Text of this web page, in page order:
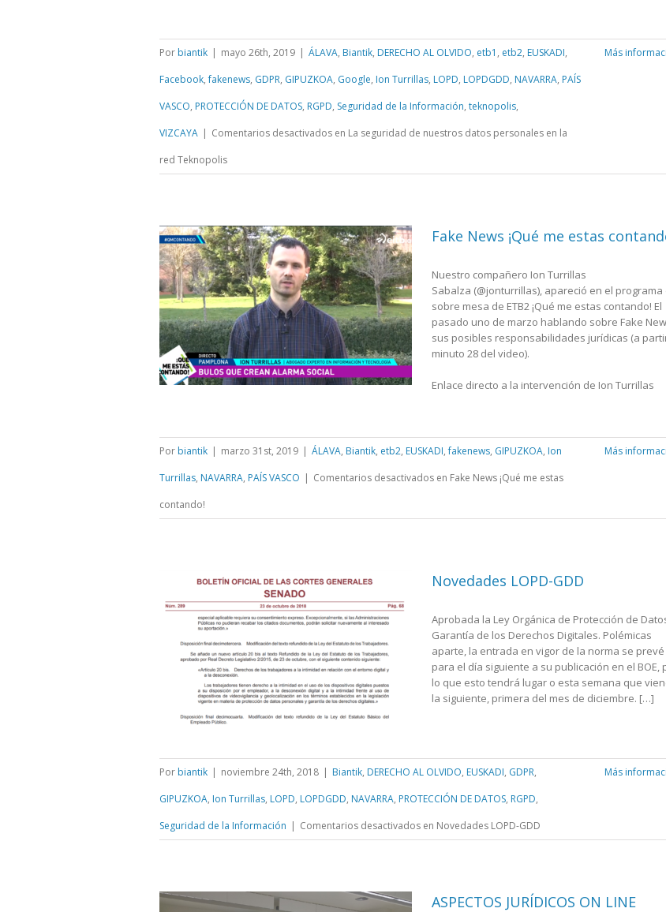
Por biantik | mayo 26th, 2019 | ÁLAVA, Biantik, DERECHO AL OLVIDO, etb1 , etb2, EUSKADI,
Facebook,fakenews, GDPR, GIPUZKOA, Google, Ion Turrillas, LOPD, LOPDGDD, NAVARRA, PAÍS
VASCO, PROTECCIÓN DE DATOS, RGPD, Seguridad de la Información, teknopolis,
VIZCAYA | Comentarios desactivados en La seguridad de nuestros datos personales en la
red Teknopolis
Más
Fake News ¡Qué me estas
Nuestro compañero Ion Turrillas
Sabalza (@jonturrillas), apareció en el programa
sobre mesa de ETB2 ¡Qué me estas contando! El
pasado uno de marzo hablando sobre Fake
sus posibles responsabilidades jurídicas (a
minuto 28 del video).
Enlace directo a la intervención de Ion Turrillas
Por biantik | marzo 31st, 2019 | ÁLAVA, Biantik, etb2, EUSKADI,fakenews, GIPUZKOA, Ion
Turrillas, NAVARRA, PAÍS VASCO | Comentarios desactivados en Fake News ¡Qué me estas
contando!
Más
Novedades LOPD-GDD
Aprobada la Ley Orgánica de Protección de
Garantía de los Derechos Digitales. Polémicas
aparte, la entrada en vigor de la norma se prevé
para el día siguiente a su publicación en el BOE,
lo que esto tendrá lugar o esta semana que
la siguiente, primera del mes de diciembre. […]
Por biantik | noviembre 24th, 2018 | Biantik, DERECHO AL OLVIDO, EUSKADI, GDPR,
GIPUZKOA, Ion Turrillas, LOPD, LOPDGDD, NAVARRA, PROTECCIÓN DE DATOS, RGPD,
Seguridad de la Información | Comentarios desactivados en Novedades LOPD-GDD
Más
ASPECTOS JURÍDICOS ON LINE